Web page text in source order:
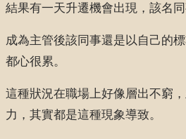
結果有一天升遷機會出現，該名同
成為主管後該同事還是以自己的
都心很累。
這種狀況在職場上好像層出不窮
力，其實都是這種現象導致。